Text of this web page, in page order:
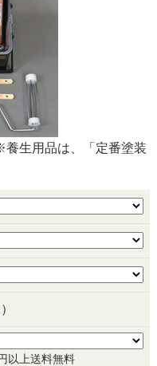
生用品は、「定番塗装
以上送料無料